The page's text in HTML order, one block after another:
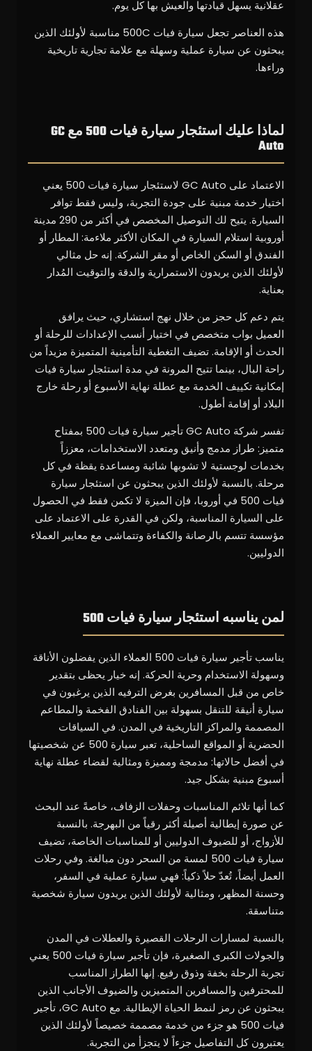
عقلانية يسهل قيادتها والعيش بها كل يوم.
هذه العناصر تجعل سيارة فيات 500C مناسبة لأولئك الذين
يبحثون عن سيارة عملية وسهلة مع علامة تجارية تاريخية
وراءها.
لماذا عليك استئجار سيارة فيات 500 مع GC
Auto
الاعتماد على GC Auto لاستئجار سيارة فيات 500 يعني
اختيار خدمة مبنية على جودة التجربة، وليس فقط توافر
السيارة. يتيح لك التوصيل المخصص في أكثر من 290 مدينة
أوروبية استلام السيارة في المكان الأكثر ملاءمة: المطار أو
الفندق أو السكن الخاص أو مقر الشركة. إنه حل مثالي
لأولئك الذين يريدون الاستمرارية والدقة والتوقيت المُدار
بعناية.
يتم دعم كل حجز من خلال نهج استشاري، حيث يرافق
العميل بواب متخصص في اختيار أنسب الإعدادات للرحلة أو
الحدث أو الإقامة. تضيف التغطية التأمينية المتميزة مزيداً من
راحة البال، بينما تتيح المرونة في مدة استئجار سيارة فيات
إمكانية تكييف الخدمة مع عطلة نهاية الأسبوع أو رحلة خارج
البلاد أو إقامة أطول.
تفسر شركة GC Auto تأجير سيارة فيات 500 بمفتاح
متميز: طراز مدمج وأنيق ومتعدد الاستخدامات، معززاً
بخدمات لوجستية لا تشوبها شائبة ومساعدة يقظة في كل
مرحلة. بالنسبة لأولئك الذين يبحثون عن استئجار سيارة
فيات 500 في أوروبا، فإن الميزة لا تكمن فقط في الحصول
على السيارة المناسبة، ولكن في القدرة على الاعتماد على
مؤسسة تتسم بالرصانة والكفاءة وتتماشى مع معايير العملاء
الدوليين.
لمن يناسبه استئجار سيارة فيات 500
يناسب تأجير سيارة فيات 500 العملاء الذين يفضلون الأناقة
وسهولة الاستخدام وحرية الحركة. إنه خيار يحظى بتقدير
خاص من قبل المسافرين بغرض الترفيه الذين يرغبون في
سيارة أنيقة للتنقل بسهولة بين الفنادق الفخمة والمطاعم
المصممة والمراكز التاريخية في المدن. في السياقات
الحضرية أو المواقع الساحلية، تعبر سيارة 500 عن شخصيتها
في أفضل حالاتها: مدمجة ومميزة ومثالية لقضاء عطلة نهاية
أسبوع مبنية بشكل جيد.
كما أنها تلائم المناسبات وحفلات الزفاف، خاصةً عند البحث
عن صورة إيطالية أصيلة أكثر رقياً من البهرجة. بالنسبة
للأزواج، أو للضيوف الدوليين أو للمناسبات الخاصة، تضيف
سيارة فيات 500 لمسة من السحر دون مبالغة. وفي رحلات
العمل أيضاً، تُعدّ حلاً ذكياً: فهي سيارة عملية في السفر،
وحسنة المظهر، ومثالية لأولئك الذين يريدون سيارة شخصية
متناسقة.
بالنسبة لمسارات الرحلات القصيرة والعطلات في المدن
والجولات الكبرى الصغيرة، فإن تأجير سيارة فيات 500 يعني
تجربة الرحلة بخفة وذوق رفيع. إنها الطراز المناسب
للمحترفين والمسافرين المتميزين والضيوف الأجانب الذين
يبحثون عن رمز لنمط الحياة الإيطالية. مع GC Auto، تأجير
فيات 500 هو جزء من خدمة مصممة خصيصاً لأولئك الذين
يعتبرون كل التفاصيل جزءاً لا يتجزأ من التجربة.